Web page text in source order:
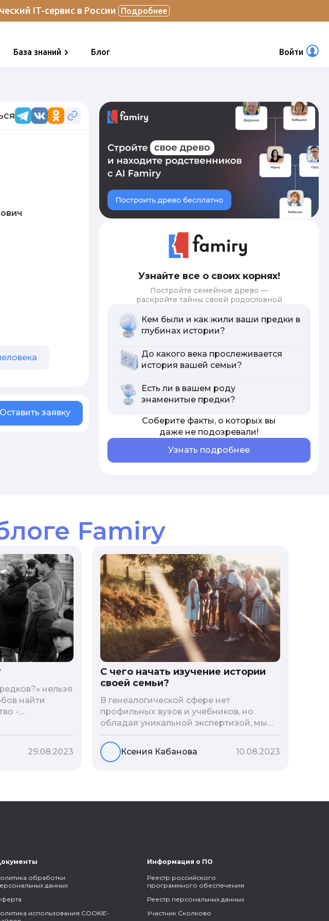
IT-сервис в России Подробнее
База знаний Блог Войти
Оставить заявку
Узнайте все о своих корнях!
Постройте семейное древо —
раскройте тайны своей родословной
Кем были и как жили ваши предки в
глубинах истории?
До какого века прослеживается
история вашей семьи?
Есть ли в вашем роду
знаменитые предки?
Соберите факты, о которых вы
даже не подозревали!
Узнать подробнее
Famiry
нельзя
найти
-
онлайн-
сделали для
блога
29.08.2023
С чего начать изучение истории
своей семьи?
В генеалогической сфере нет
профильных вузов и учебников, но
обладая уникальной экспертизой, мы
разработали авторскую методологию
проведения архивно-генеалогических
исследований, ее мы закладываем и
Ксения Кабанова 10.08.2023
обработки
данных
использования COOKIE-
Информация о ПО
Реестр российского
программного обеспечения
Реестр персональных данных
Участник Сколково